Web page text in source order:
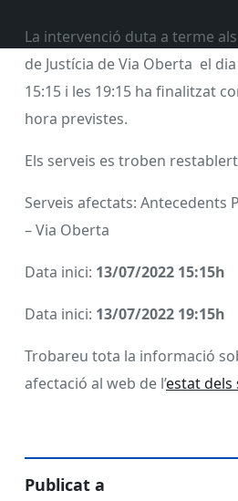
La intervenció duta a terme
de Justícia de Via Oberta el
15:15 i les 19:15 ha finalitzat
hora previstes.
Els serveis es troben
Serveis afectats: Antecedents
– Via Oberta
Data inici: 13/07/2022 15:15h
Data inici: 13/07/2022 19:15h
Trobareu tota la informació
afectació al web de l’estat dels
Publicat a